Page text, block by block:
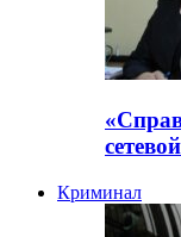
Криминал